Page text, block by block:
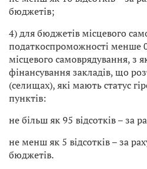
бюджетів;
4) для бюджетів місцевого
податкоспроможності менше
місцевого самоврядування, з
фінансування закладів, що
(селищах), які мають статус
пунктів:
не більш як 95 відсотків – за
не менш як 5 відсотків – за
бюджетів.